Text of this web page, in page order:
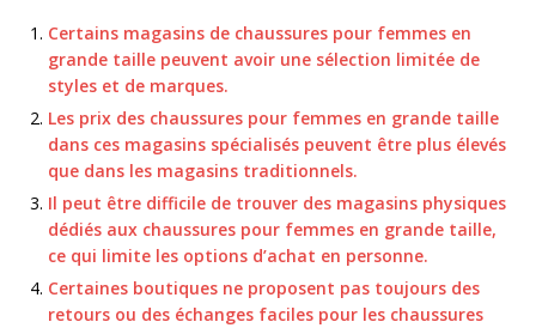
Certains magasins de chaussures pour femmes en
grande taille peuvent avoir une sélection limitée de
styles et de marques.
Les prix des chaussures pour femmes en grande taille
dans ces magasins spécialisés peuvent être plus élevés
que dans les magasins traditionnels.
Il peut être difficile de trouver des magasins physiques
dédiés aux chaussures pour femmes en grande taille,
ce qui limite les options d’achat en personne.
Certaines boutiques ne proposent pas toujours des
retours ou des échanges faciles pour les chaussures